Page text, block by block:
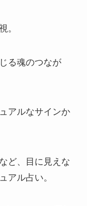
。
る魂のつなが
アルなサインか
ど、目に見えな
アル占い。